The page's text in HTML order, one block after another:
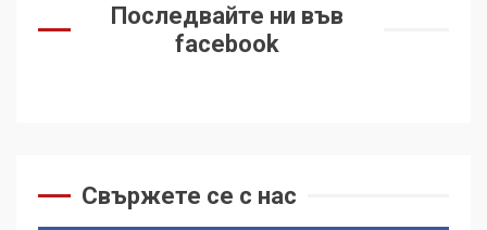
Последвайте ни във
facebook
Свържете се с нас